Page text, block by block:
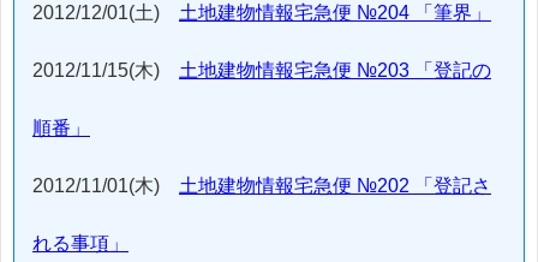
2012/12/01(土) 土地建物情報宅急便 №204 「筆界」
2012/11/15(木) 土地建物情報宅急便 №203 「登記の
順番」
2012/11/01(木) 土地建物情報宅急便 №202 「登記さ
れる事項」